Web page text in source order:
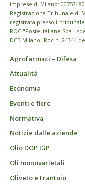
imprese di Milano:
Registrazione Tribunale di
registrata presso il tribunale
ROC "Poste italiane Spa -
DCB Milano" Roc n. 24344
Agrofarmaci – Difesa
Attualità
Economia
Eventi e fiere
Normativa
Notizie dalle aziende
Olio DOP IGP
Oli monovarietali
Oliveto e Frantoio